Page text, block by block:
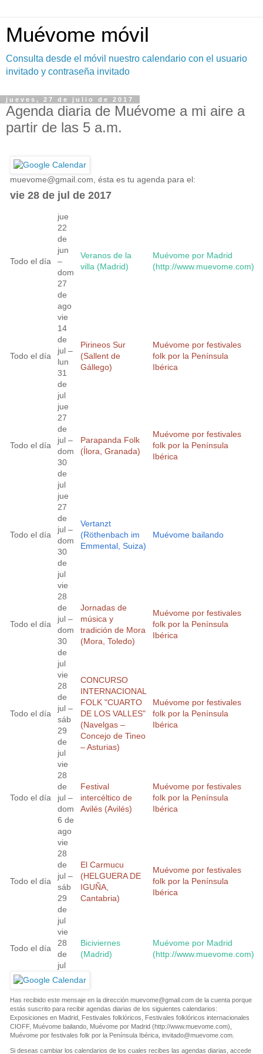
Muévome móvil
Consulta desde el móvil nuestro calendario con el usuario
invitado y contraseña invitado
jueves, 27 de julio de 2017
Agenda diaria de Muévome a mi aire a
partir de las 5 a.m.
muevome@gmail.com , ésta es tu agenda para el:
vie 28 de jul de 2017
Todo el día
jue
22
de
jun
–
dom
27
de
ago
Veranos de la
villa (Madrid)
Muévome por Madrid
(http://www.muevome.com)
Todo el día
vie
14
de
jul –
lun
31
de
jul
Pirineos Sur
(Sallent de
Gállego)
Muévome por festivales
folk por la Península
Ibérica
Todo el día
jue
27
de
jul –
dom
30
de
jul
Parapanda Folk
(Ílora, Granada)
Muévome por festivales
folk por la Península
Ibérica
Todo el día
jue
27
de
jul –
dom
30
de
jul
Vertanzt
(Röthenbach im
Emmental, Suiza)
Muévome bailando
Todo el día
vie
28
de
jul –
dom
30
de
jul
Jornadas de
música y
tradición de Mora
(Mora, Toledo)
Muévome por festivales
folk por la Península
Ibérica
Todo el día
vie
28
de
jul –
sáb
29
de
jul
CONCURSO
INTERNACIONAL
FOLK "CUARTO
DE LOS VALLES"
(Navelgas –
Concejo de Tineo
– Asturias)
Muévome por festivales
folk por la Península
Ibérica
Todo el día
vie
28
de
jul –
dom
6 de
ago
Festival
intercéltico de
Avilés (Avilés)
Muévome por festivales
folk por la Península
Ibérica
Todo el día
vie
28
de
jul –
sáb
29
de
jul
El Carmucu
(HELGUERA DE
IGUÑA,
Cantabria)
Muévome por festivales
folk por la Península
Ibérica
Todo el día
vie
28
de
jul
Biciviernes
(Madrid)
Muévome por Madrid
(http://www.muevome.com)
Has recibido este mensaje en la dirección muevome@gmail.com de la cuenta porque
estás suscrito para recibir agendas diarias de los siguientes calendarios:
Exposiciones en Madrid, Festivales folklóricos, Festivales folklóricos internacionales
CIOFF, Muévome bailando, Muévome por Madrid (http://www.muevome.com),
Muévome por festivales folk por la Península Ibérica, invitado@muevome.com
Si deseas cambiar los calendarios de los cuales recibes las agendas diarias, accede